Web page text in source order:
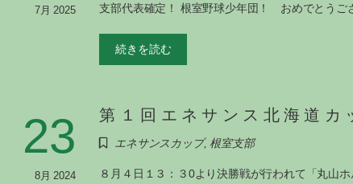
7月 2025 支部代表確定！ 根室野球少年団！ おめでとうご
続きを読む
23
8月 2024
第１回エネサンス北海道
エネサンスカップ, 根室支部
８月４日１３：３0より決勝戦が行われて「丸山